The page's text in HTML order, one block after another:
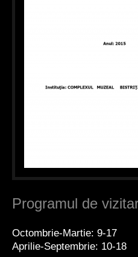
Programul de
Octombrie-Martie: 9-17
Aprilie-Septembrie: 10-18